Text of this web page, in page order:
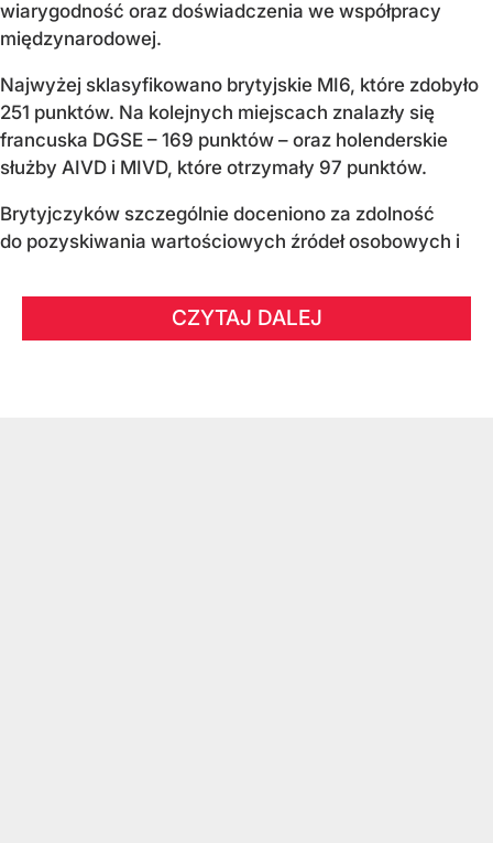
wiarygodność oraz doświadczenia we współpracy
międzynarodowej.
Najwyżej sklasyfikowano brytyjskie MI6, które zdobyło
251 punktów. Na kolejnych miejscach znalazły się
francuska DGSE – 169 punktów – oraz holenderskie
służby AIVD i MIVD, które otrzymały 97 punktów.
Brytyjczyków szczególnie doceniono za zdolność
do pozyskiwania wartościowych źródeł osobowych i
CZYTAJ DALEJ